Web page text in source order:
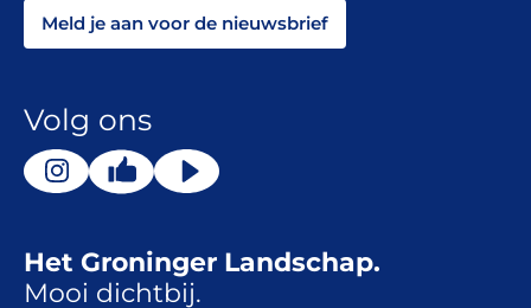
Het Groninger Landschap.
Mooi dichtbij.
Meld je aan voor de nieuwsbrief
Volg ons